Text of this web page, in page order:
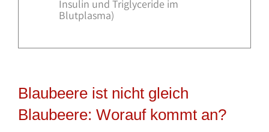
Insulin und Triglyceride im
Blutplasma)
Blaubeere ist nicht gleich
Blaubeere: Worauf kommt an?